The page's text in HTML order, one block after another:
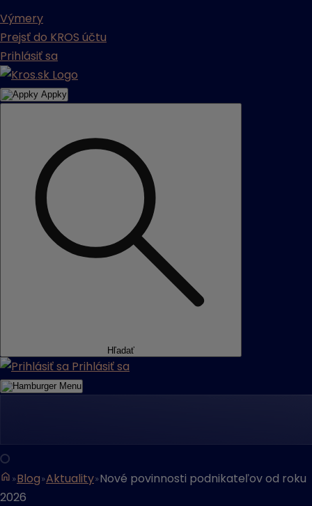
Výmery
Prejsť do KROS účtu
Prihlásiť sa
Appky
Hľadať
Prihlásiť sa
Menu
Blog Aktuality Nové povinnosti podnikateľov od roku
2026